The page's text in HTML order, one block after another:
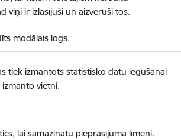
viņi ir izlasījuši un aizvēruši tos.
modālais logs.
tiek izmantots statistisko datu iegūšanai
vietni.
lai samazinātu pieprasījuma līmeni.